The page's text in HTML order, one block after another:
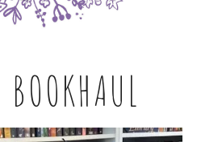
BOOKHAUL